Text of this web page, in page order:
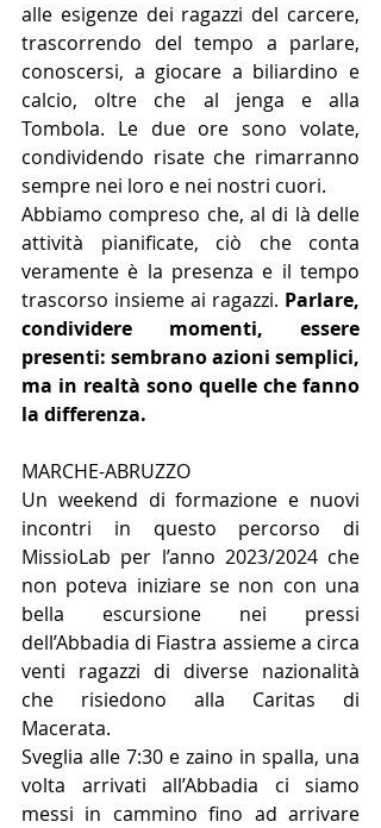
alle esigenze dei ragazzi del carcere,
trascorrendo del tempo a parlare,
conoscersi, a giocare a biliardino e
calcio, oltre che al jenga e alla
Tombola. Le due ore sono volate,
condividendo risate che rimarranno
sempre nei loro e nei nostri cuori.
Abbiamo compreso che, al di là delle
attività pianificate, ciò che conta
veramente è la presenza e il tempo
trascorso insieme ai ragazzi. Parlare,
condividere momenti, essere
presenti: sembrano azioni semplici,
ma in realtà sono quelle che fanno
la differenza.
MARCHE-ABRUZZO
Un weekend di formazione e nuovi
incontri in questo percorso di
MissioLab per l’anno 2023/2024 che
non poteva iniziare se non con una
bella escursione nei pressi
dell’Abbadia di Fiastra assieme a circa
venti ragazzi di diverse nazionalità
che risiedono alla Caritas di
Macerata.
Sveglia alle 7:30 e zaino in spalla, una
volta arrivati all’Abbadia ci siamo
messi in cammino fino ad arrivare